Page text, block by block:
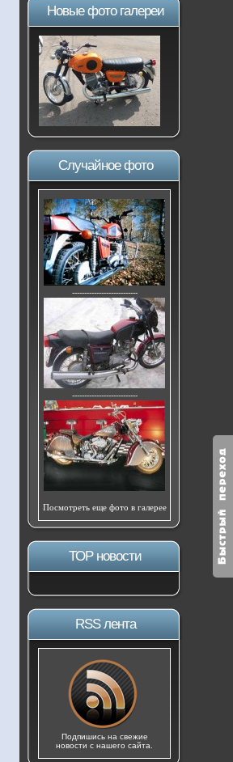
Новые фото галереи
Случайное фото
---------------------------
---------------------------
Посмотреть еще фото в галерее
ТОР новости
RSS лента
Подпишись на свежие
новости с нашего сайта.